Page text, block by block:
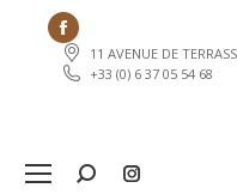
Facebook
page
opens
window
11 AVENUE DE
+33 (0) 6 37 05 54 68
Search: